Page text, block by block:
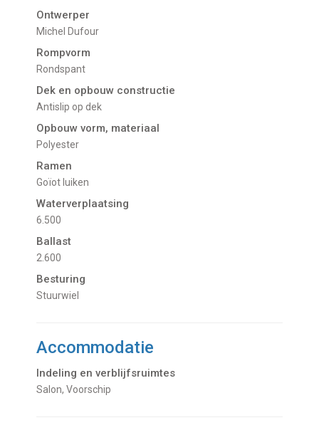
Ontwerper
Michel Dufour
Rompvorm
Rondspant
Dek en opbouw constructie
Antislip op dek
Opbouw vorm, materiaal
Polyester
Ramen
Goïot luiken
Waterverplaatsing
6.500
Ballast
2.600
Besturing
Stuurwiel
Accommodatie
Indeling en verblijfsruimtes
Salon, Voorschip